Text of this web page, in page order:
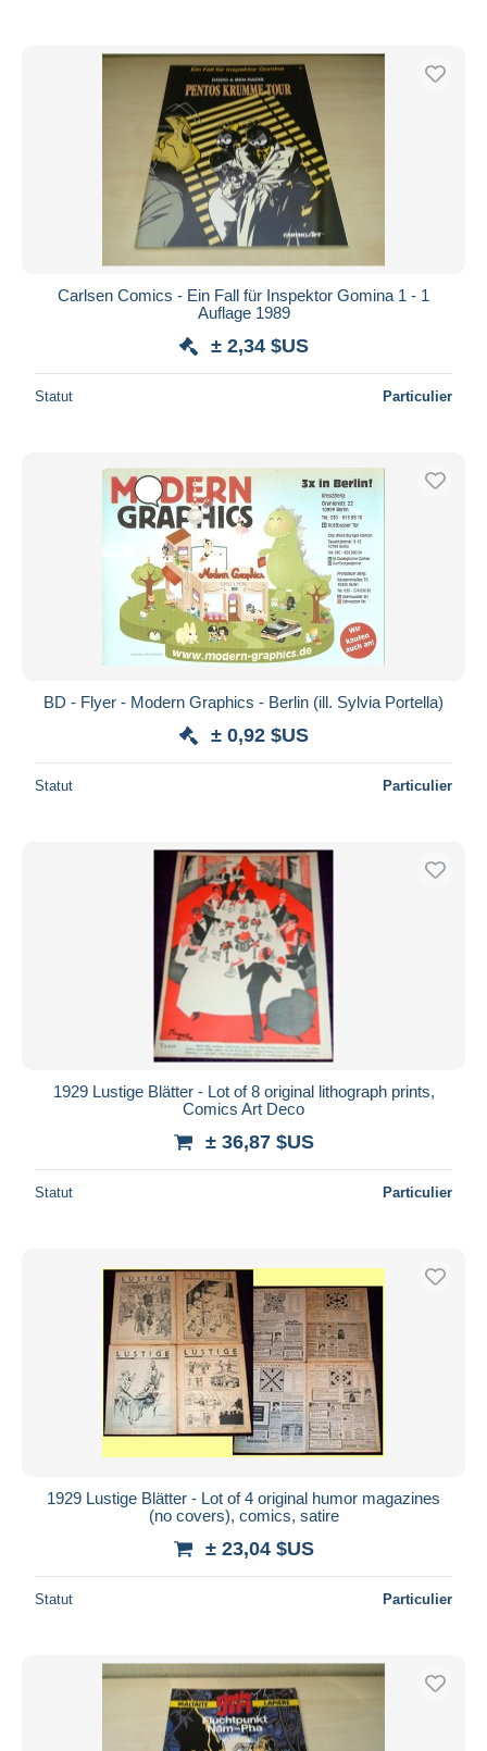
Carlsen Comics - Ein Fall für Inspektor Gomina 1 - 1
Auflage 1989
± 2,34 $US
Statut Particulier
BD - Flyer - Modern Graphics - Berlin (ill. Sylvia Portella)
± 0,92 $US
Statut Particulier
1929 Lustige Blätter - Lot of 8 original lithograph prints,
Comics Art Deco
± 36,87 $US
Statut Particulier
1929 Lustige Blätter - Lot of 4 original humor magazines
(no covers), comics, satire
± 23,04 $US
Statut Particulier